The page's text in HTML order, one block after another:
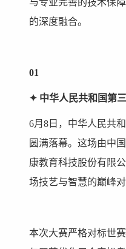
与专业完善的技术保
的深度融合。
01
✦ 中华人民共和国第
6月8日，中华人民共
圆满落幕。这场由中
康教育科技股份有限
场技艺与智慧的巅峰对
本次大赛严格对标世